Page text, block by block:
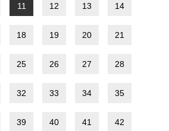
11 12 13 14
18 19 20 21
25 26 27 28
32 33 34 35
39 40 41 42